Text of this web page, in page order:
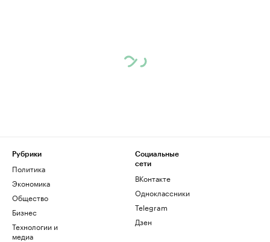
Рубрики
Политика
Экономика
Общество
Бизнес
Технологии и
медиа
Социальные
сети
ВКонтакте
Одноклассники
Telegram
Дзен